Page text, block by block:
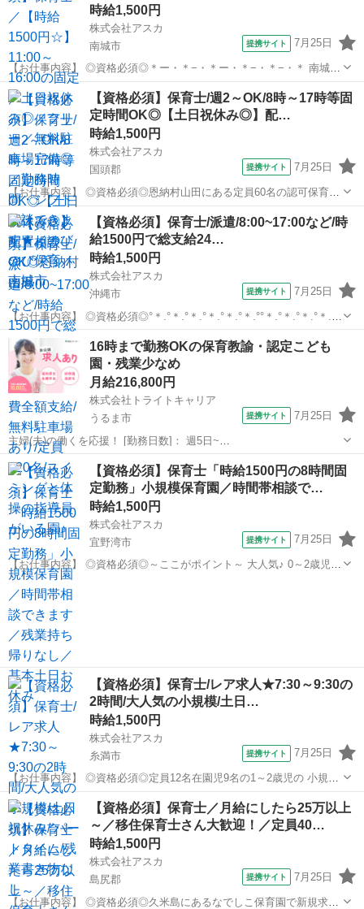
時給1,500円
株式会社アスカ
南城市
提携サイト 7月25日
【お仕事内容】 ◎資格必須◎＊ー・＊−・＊ー・＊−・＊−・＊ 南城市
にある認可保育園 『むぎの子共同保育園』で 勤務できる保育士さん
募集しています(*^^*) 一緒に楽しく働きませんか？ ＊ー・＊−・＊ー・
＊−・＊−...
沖縄 南城市 保育士
【資格必須】保育士/週2～OK/8時～17時等固
定時間OK◎【土日祝休み◎】配…
時給1,500円
株式会社アスカ
国頭郡
提携サイト 7月25日
【お仕事内容】 ◎資格必須◎恩納村山田にある定員60名の認可保育園
で 保育士さんを募集しています♪ ：＊：＊：＊：＊：：＊：＊：＊：
＊：＊： POINT ・8:00～17:00 ・土日祝休み ・配置の相談OK ・週2
日～...
沖縄 国頭郡 保育士
【資格必須】保育士/派遣/8:00~17:00など/時
給1500円で総支給24…
時給1,500円
株式会社アスカ
沖縄市
提携サイト 7月25日
【お仕事内容】 ◎資格必須◎°＊.°＊.°＊.°＊.°＊.°＊.°°＊.°＊.°＊.°＊.°
沖縄市宮里にあるスイミングスクールと スポーツクラブを併設して
いる園 『ニライ保育園・幼稚舎』 1歳～5歳児まで約2...
沖縄 沖縄市 保育士
16時まで勤務OKの保育教諭・認定こども
園・残業少なめ
月給216,800円
株式会社トライトキャリア
うるま市
提携サイト 7月25日
主婦(夫)の働くを応援！ [勤務日数]： 週5日~
07:00~16:00/08:00~17:00/09:30~18:30 [勤務地・最寄駅]： 沖縄県うる
ま市石川東山本町2-4-32 非公開 円山公園駅 [職種名]...
沖縄 うるま市 保育士
【資格必須】保育士「時給1500円の8時間固
定勤務」小規模保育園／時間帯相談で…
時給1,500円
株式会社アスカ
宜野湾市
提携サイト 7月25日
【お仕事内容】 ◎資格必須◎～ここがポイント～ 大人気♪ 0～2歳児の
みの 小規模保育園です！ アットホームな環境で 働けます♪ 固定勤務
可能です！ 早番遅番がない時間帯で 勤務ができます！ 例: 7:30～
16:...
沖縄 宜野湾市
【資格必須】保育士/レア求人★7:30～9:30の
2時間/大人気の小規模/土日…
時給1,500円
株式会社アスカ
糸満市
提携サイト 7月25日
【お仕事内容】 ◎資格必須◎定員12名在園児9名の1～2歳児の 小規模
認可保育園 おすすめポイント★★ ＊大人気の小規模保育園 ＊書類な
し ＊1日2時間～OK ＊朝の7:30～9:30の 固定勤務です ＊職員さ...
沖縄 糸満市 保育士
【資格必須】保育士／月給にしたら25万以上
～／移住保育士さん大歓迎！／定員40…
時給1,500円
株式会社アスカ
島尻郡
提携サイト 7月25日
【お仕事内容】 ◎資格必須◎久米島にあるなでしこ保育園で新規求人